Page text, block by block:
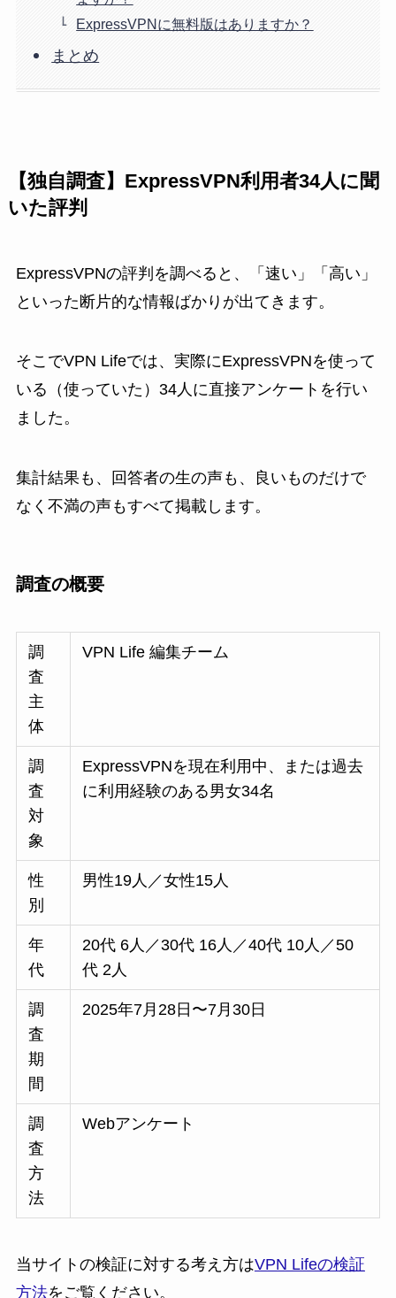
ExpressVPNに無料版はありますか？
まとめ
【独自調査】ExpressVPN利用者34人に聞
いた評判
ExpressVPNの評判を調べると、「速い」「高い」
といった断片的な情報ばかりが出てきます。
そこでVPN Lifeでは、実際にExpressVPNを使って
いる（使っていた）34人に直接アンケートを行い
ました。
集計結果も、回答者の生の声も、良いものだけで
なく不満の声もすべて掲載します。
調査の概要
調
査
主
体
VPN Life 編集チーム
調
査
対
象
ExpressVPNを現在利用中、または過去
に利用経験のある男女34名
性
別
男性19人／女性15人
年
代
20代 6人／30代 16人／40代 10人／50
代 2人
調
査
期
間
2025年7月28日〜7月30日
調
査
方
法
Webアンケート
当サイトの検証に対する考え方はVPN Lifeの検証
方法をご覧ください。